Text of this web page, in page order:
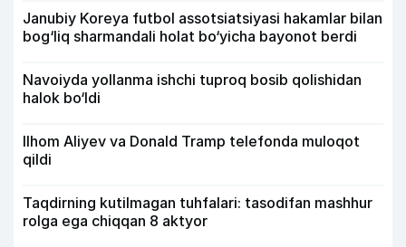
Janubiy Koreya futbol assotsiatsiyasi hakamlar bilan
bog‘liq sharmandali holat bo‘yicha bayonot berdi
Navoiyda yollanma ishchi tuproq bosib qolishidan
halok bo‘ldi
Ilhom Aliyev va Donald Tramp telefonda muloqot
qildi
Taqdirning kutilmagan tuhfalari: tasodifan mashhur
rolga ega chiqqan 8 aktyor